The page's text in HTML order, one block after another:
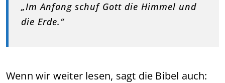
„Im Anfang schuf Gott die Himmel und
die Erde.“
Wenn wir weiter lesen, sagt die Bibel auch: